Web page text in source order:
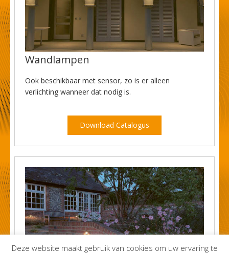
Wandlampen
Ook beschikbaar met sensor, zo is er alleen
verlichting wanneer dat nodig is.
Download Catalogus
Deze website maakt gebruik van cookies om uw ervaring te